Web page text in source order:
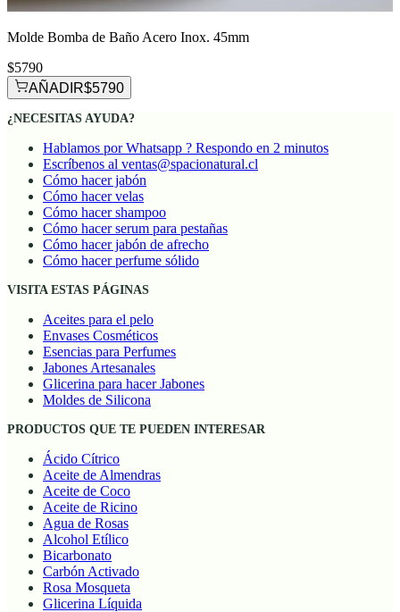
Molde Bomba de Baño Acero Inox. 45mm
$5790
AÑADIR$5790
¿NECESITAS AYUDA?
Hablamos por Whatsapp ? Respondo en 2 minutos
Escríbenos al ventas@spacionatural.cl
Cómo hacer jabón
Cómo hacer velas
Cómo hacer shampoo
Cómo hacer serum para pestañas
Cómo hacer jabón de afrecho
Cómo hacer perfume sólido
VISITA ESTAS PÁGINAS
Aceites para el pelo
Envases Cosméticos
Esencias para Perfumes
Jabones Artesanales
Glicerina para hacer Jabones
Moldes de Silicona
PRODUCTOS QUE TE PUEDEN INTERESAR
Ácido Cítrico
Aceite de Almendras
Aceite de Coco
Aceite de Ricino
Agua de Rosas
Alcohol Etílico
Bicarbonato
Carbón Activado
Rosa Mosqueta
Glicerina Líquida